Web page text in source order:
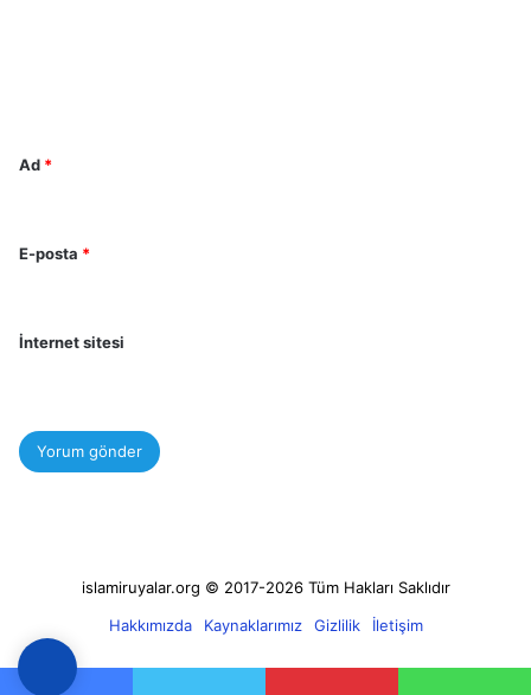
Ad *
E-posta *
İnternet sitesi
islamiruyalar.org © 2017-2026 Tüm Hakları Saklıdır
Hakkımızda
Kaynaklarımız Gizlilik İletişim